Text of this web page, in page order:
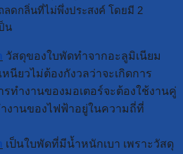
ลดกลิ่นที่ไม่พึ่งประสงค์ โดยมี 2
น
วัสดุของใบพัดทำจากอะลูมิเนียม
นียวไม่ต้องกังวลว่าจะเกิดการ
รทำงานของมอเตอร์จะต้องใช้งานคู่
ำงานของไฟฟ้าอยู่ในความถี่ที่
เป็นใบพัดที่มีน้ำหนักเบา เพราะวัสดุ